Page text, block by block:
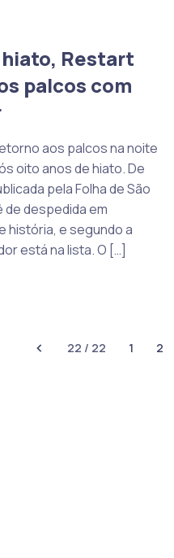
Restart
palcos com
aos palcos na noite
oito anos de hiato. De
pela Folha de São
de despedida em
história, e segundo a
está na lista. O […]
22 / 22 1 2